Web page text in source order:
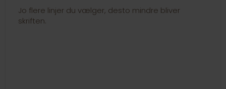
Jo flere linjer du vælger, desto mindre bliver
skriften.